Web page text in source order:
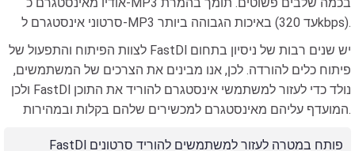
סרטוני אינסטגרם ל-MP3 באיכות הגבוהה ביותר (עד 320kbps).
לצוות הפיתוח והתפעול של FastDl יש שנים רבות של ניסיון בתחום
פיתוח כלים להורדה. לכן, אנו מבינים את הצרכים של המשתמשים,
ולכן FastDl נולד כדי לעזור למשתמשי אינסטגרם להוריד את התוכן
המועדף עליהם מאינסטגרם למכשירים שלהם בקלות ובמהירות.
FastDl פותח במטרה לעזור למשתמשים להוריד סרטונים